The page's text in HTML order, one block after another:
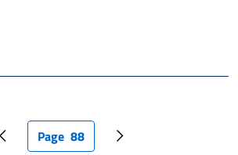
Pagina precedentePagina attuale
Page 88 Pagina successiva